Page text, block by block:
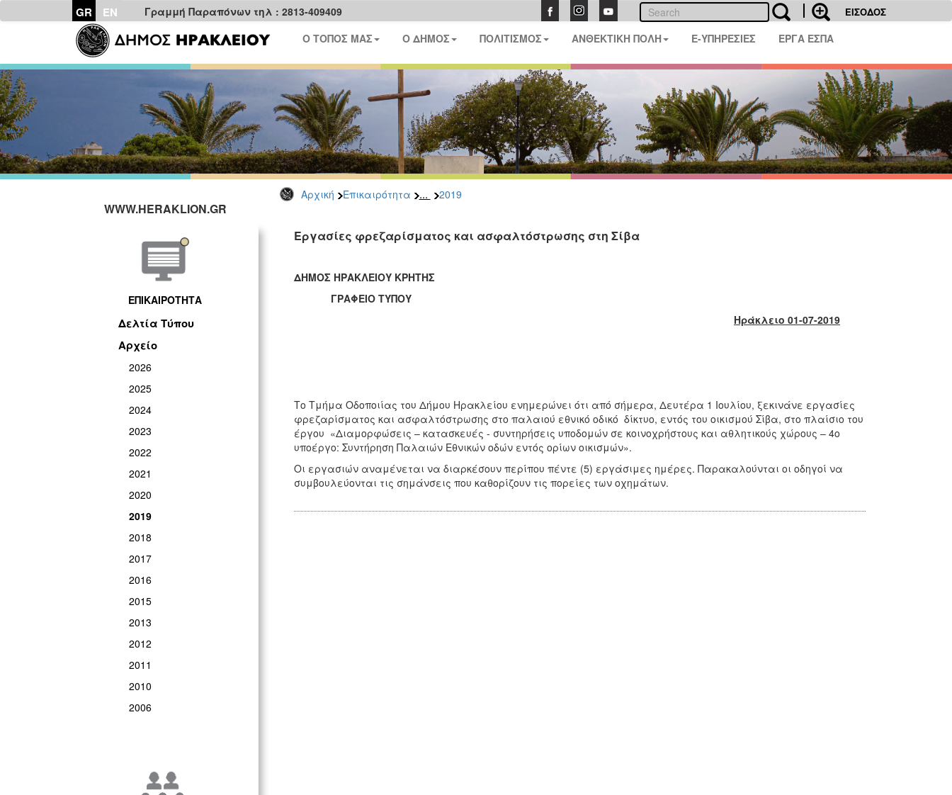
GR EN Γραμμή Παραπόνων τηλ : 2813-409409 ΕΙΣΟΔΟΣ
Ο ΤΟΠΟΣ ΜΑΣ Ο ΔΗΜΟΣ ΠΟΛΙΤΙΣΜΟΣ ΑΝΘΕΚΤΙΚΗ ΠΟΛΗ E-ΥΠΗΡΕΣΙΕΣ ΕΡΓΑ ΕΣΠΑ
Αρχική Επικαιρότητα ... 2019
WWW.HERAKLION.GR
ΕΠΙΚΑΙΡΟΤΗΤΑ
Δελτία Τύπου
Αρχείο
2026
2025
2024
2023
2022
2021
2020
2019
2018
2017
2016
2015
2013
2012
2011
2010
2006
Εργασίες φρεζαρίσματος και ασφαλτόστρωσης στη Σίβα
ΔΗΜΟΣ ΗΡΑΚΛΕΙΟΥ ΚΡΗΤΗΣ
ΓΡΑΦΕΙΟ ΤΥΠΟΥ
Ηράκλειο 01-07-2019
Το Τμήμα Οδοποιίας του Δήμου Ηρακλείου ενημερώνει ότι από σήμερα, Δευτέρα 1 Ιουλίου, ξεκινάνε εργασίες
φρεζαρίσματος και ασφαλτόστρωσης στο παλαιού εθνικό οδικό δίκτυο, εντός του οικισμού Σίβα, στο πλαίσιο του
έργου «Διαμορφώσεις – κατασκευές - συντηρήσεις υποδομών σε κοινοχρήστους και αθλητικούς χώρους – 4ο
υποέργο: Συντήρηση Παλαιών Εθνικών οδών εντός ορίων οικισμών».
Οι εργασιών αναμένεται να διαρκέσουν περίπου πέντε (5) εργάσιμες ημέρες. Παρακαλούνται οι οδηγοί να
συμβουλεύονται τις σημάνσεις που καθορίζουν τις πορείες των οχημάτων.